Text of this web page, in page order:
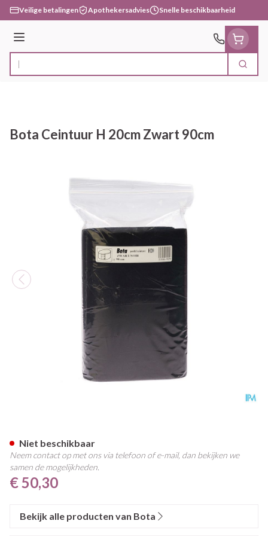
Ga naar de inhoud
Veilige betalingen Apothekersadvies Snelle beschikbaarheid
Menu
Product, merk, categorie... Zoek
Bota Ceintuur H 20cm Zwart 90cm
€ 50,30
Niet beschikbaar
Neem contact op met ons via telefoon of e-mail, dan bekijken we
samen de mogelijkheden.
Bekijk alle producten van Bota